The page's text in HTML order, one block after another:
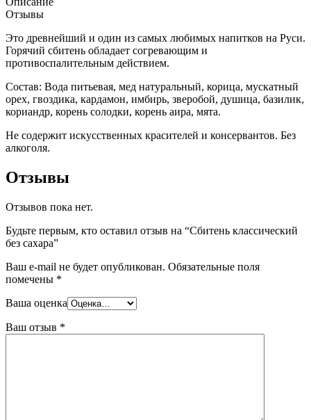
Отзывы
Это древнейший и один из самых любимых напитков на Руси.
Горячий сбитень обладает согревающим и
противоспалительным действием.
Состав: Вода питьевая, мед натуральный, корица, мускатный
орех, гвоздика, кардамон, имбирь, зверобой, душица, базилик,
кориандр, корень солодки, корень аира, мята.
Не содержит искусственных красителей и консервантов. Без
алкоголя.
Отзывы
Отзывов пока нет.
Будьте первым, кто оставил отзыв на “Сбитень классический
без сахара”
Ваш e-mail не будет опубликован. Обязательные поля
помечены *
Ваша оценка
Ваш отзыв *